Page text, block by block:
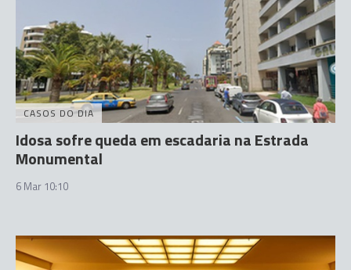
CASOS DO DIA
Idosa sofre queda em escadaria na Estrada
Monumental
6 Mar 10:10